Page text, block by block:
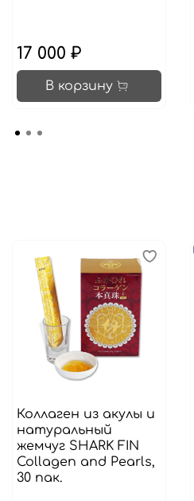
17 000 ₽
В корзину
Коллаген из акулы и
натуральный
жемчуг SHARK FIN
Collagen and Pearls,
30 пак.